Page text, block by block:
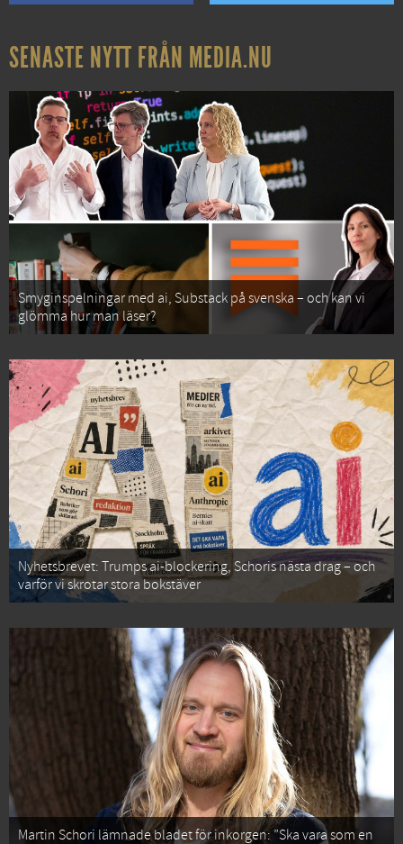
SENASTE NYTT FRÅN MEDIA.NU
Smyginspelningar med ai, Substack på svenska – och kan vi
glömma hur man läser?
Nyhetsbrevet: Trumps ai-blockering, Schoris nästa drag – och
varför vi skrotar stora bokstäver
Martin Schori lämnade bladet för inkorgen: ”Ska vara som en